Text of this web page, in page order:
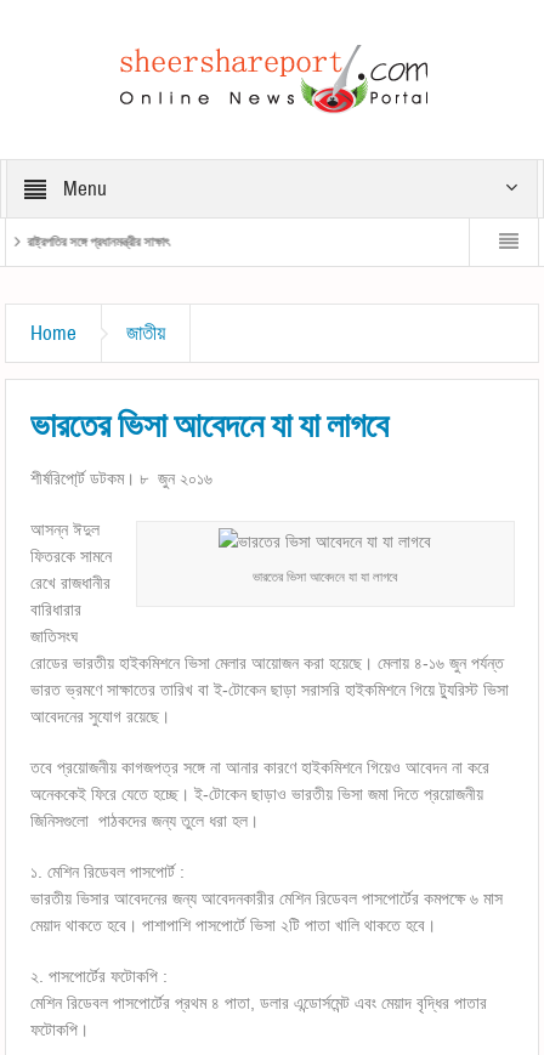
Menu
রাষ্ট্রপতির সঙ্গে প্রধানমন্ত্রীর সাক্ষাৎ
Home জাতীয়
ভারতের ভিসা আবেদনে যা যা লাগবে
শীর্ষরিপো্র্ট ডটকম। ৮ জুন ২০১৬
ভারতের ভিসা আবেদনে যা যা লাগবে
আসন্ন ঈদুল
ফিতরকে সামনে
রেখে রাজধানীর
বারিধারার
জাতিসংঘ
রোডের ভারতীয় হাইকমিশনে ভিসা মেলার আয়োজন করা হয়েছে। মেলায় ৪-১৬ জুন পর্যন্ত
ভারত ভ্রমণে সাক্ষাতের তারিখ বা ই-টোকেন ছাড়া সরাসরি হাইকমিশনে গিয়ে ট্যুরিস্ট ভিসা
আবেদনের সুযোগ রয়েছে।
তবে প্রয়োজনীয় কাগজপত্র সঙ্গে না আনার কারণে হাইকমিশনে গিয়েও আবেদন না করে
অনেককেই ফিরে যেতে হচ্ছে। ই-টোকেন ছাড়াও ভারতীয় ভিসা জমা দিতে প্রয়োজনীয়
জিনিসগুলো পাঠকদের জন্য তুলে ধরা হল।
১. মেশিন রিডেবল পাসপোর্ট :
ভারতীয় ভিসার আবেদনের জন্য আবেদনকারীর মেশিন রিডেবল পাসপোর্টের কমপক্ষে ৬ মাস
মেয়াদ থাকতে হবে। পাশাপাশি পাসপোর্টে ভিসা ২টি পাতা খালি থাকতে হবে।
২. পাসপোর্টের ফটোকপি :
মেশিন রিডেবল পাসপোর্টের প্রথম ৪ পাতা, ডলার এন্ডোর্সমেন্ট এবং মেয়াদ বৃদ্ধির পাতার
ফটোকপি।